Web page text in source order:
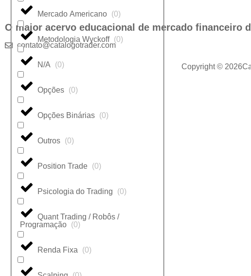
Mercado Americano (0)
Metodologia Wyckoff (0)
N/A (0)
Opções (0)
Opções Binárias (0)
Outros (0)
Position Trade (0)
Psicologia do Trading (0)
Quant Trading / Robôs /
Programação (0)
Renda Fixa (0)
O maior acervo educacional de mercado financeiro
contato@catalogotrader.com
Copyright © 2026